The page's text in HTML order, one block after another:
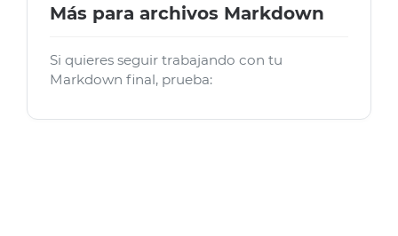
Más para archivos Markdown
Si quieres seguir trabajando con tu
Markdown final, prueba: